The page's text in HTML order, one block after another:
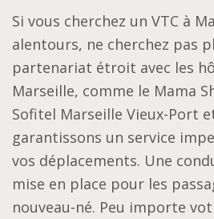
Si vous cherchez un VTC à
alentours, ne cherchez pas
partenariat étroit avec les
Marseille, comme le Mama
Sofitel Marseille Vieux-Port
garantissons un service
vos déplacements. Une
mise en place pour les
nouveau-né. Peu importe